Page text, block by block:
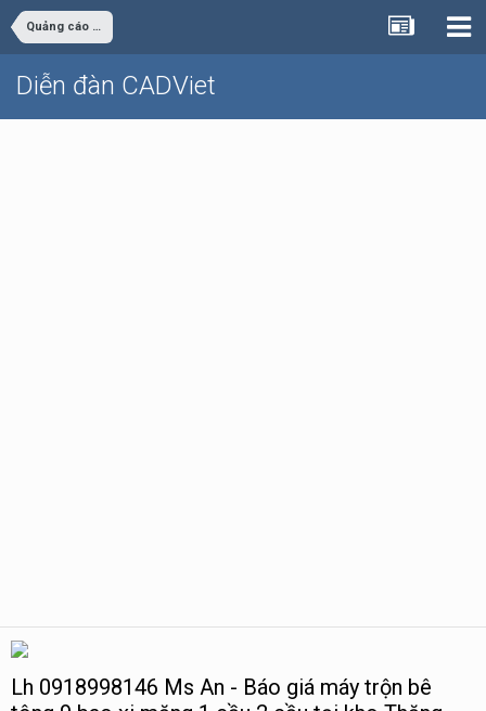
Quảng cáo - rao vặt
Diễn đàn CADViet
Lh 0918998146 Ms An - Báo giá máy trộn bê